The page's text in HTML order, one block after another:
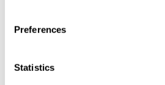
Preferences
Statistics